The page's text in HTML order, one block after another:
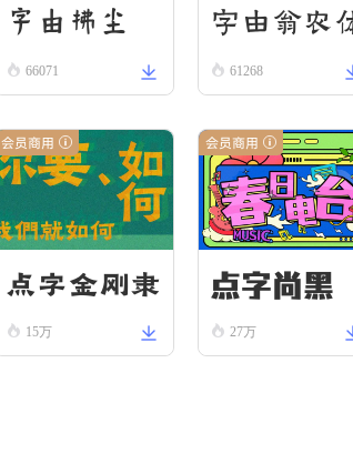
字由拂尘
66071
字由翁农
61268
会员商用
点字金刚隶
15万
会员商用
点字尚黑
27万